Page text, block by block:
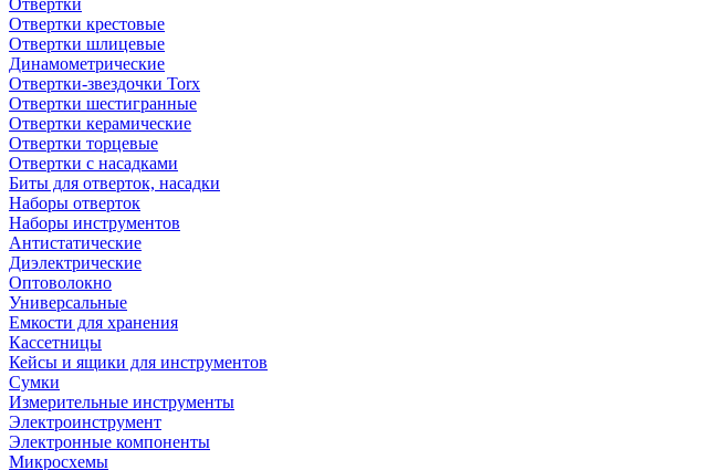
Отвертки
Отвертки крестовые
Отвертки шлицевые
Динамометрические
Отвертки-звездочки Torx
Отвертки шестигранные
Отвертки керамические
Отвертки торцевые
Отвертки с насадками
Биты для отверток, насадки
Наборы отверток
Наборы инструментов
Антистатические
Диэлектрические
Оптоволокно
Универсальные
Емкости для хранения
Кассетницы
Кейсы и ящики для инструментов
Сумки
Измерительные инструменты
Электроинструмент
Электронные компоненты
Микросхемы